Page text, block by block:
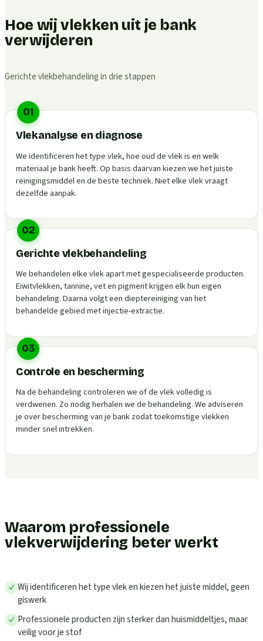
Hoe wij vlekken uit je bank
verwijderen
Gerichte vlekbehandeling in drie stappen
01
Vlekanalyse en diagnose
We identificeren het type vlek, hoe oud de vlek is en welk
materiaal je bank heeft. Op basis daarvan kiezen we het juiste
reinigingsmiddel en de beste techniek. Niet elke vlek vraagt
dezelfde aanpak.
02
Gerichte vlekbehandeling
We behandelen elke vlek apart met gespecialiseerde producten.
Eiwitvlekken, tannine, vet en pigment krijgen elk hun eigen
behandeling. Daarna volgt een dieptereiniging van het
behandelde gebied met injectie-extractie.
03
Controle en bescherming
Na de behandeling controleren we of de vlek volledig is
verdwenen. Zo nodig herhalen we de behandeling. We adviseren
je over bescherming van je bank zodat toekomstige vlekken
minder snel intrekken.
Waarom professionele
vlekverwijdering beter werkt
Wij identificeren het type vlek en kiezen het juiste middel, geen
giswerk
Professionele producten zijn sterker dan huismiddeltjes, maar
veilig voor je stof